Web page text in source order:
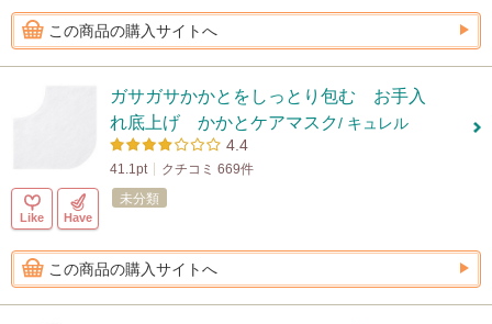
この商品の購入サイトへ
ガサガサかかとをしっとり包む お手入
れ底上げ かかとケアマスク/ キュレル
4.4
41.1pt クチコミ 669件
Like Have
未分類
この商品の購入サイトへ